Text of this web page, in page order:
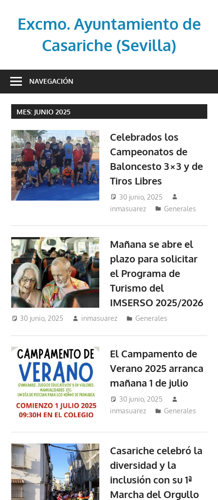
contenidoExcmo. Ayuntamiento de
Casariche (Sevilla)
oficial
Ayuntamiento
de
Casariche
(Sevilla)
NAVEGACIÓN
MES: JUNIO 2025
Celebrados los
Campeonatos de
Baloncesto 3×3 y de
Tiros Libres
30 junio, 2025
inmasuarez
Generales
Mañana se abre el
plazo para solicitar
el Programa de
Turismo del
IMSERSO 2025/2026
30 junio, 2025 inmasuarez Generales
El Campamento de
Verano 2025 arranca
mañana 1 de julio
30 junio, 2025
inmasuarez
Generales
Casariche celebró la
diversidad y la
inclusión con su 1ª
Marcha del Orgullo